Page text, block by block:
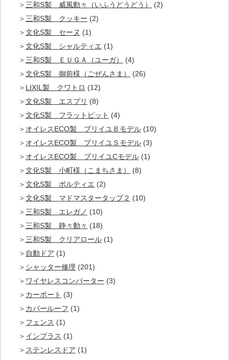
三和S製 威風動々（いふうどうどう）
(2)
三和S製 クッキー (2)
文化S製 セーヌ (1)
文化S製 シャルティエ (1)
三和S製 ＥＵＧＡ（ユーガ）
(4)
文化S製 御前様（ごぜんさま）
(26)
LIXIL製 クワトロ (12)
文化S製 エスプリ (8)
文化S製 フラットピット (4)
オイレスECO製 ブリイユＢモデル (10)
オイレスECO製 ブリイユＳモデル (3)
オイレスECO製 ブリイユCモデル (1)
文化S製 小町様（こまちさま）
(8)
文化S製 ポルティエ (2)
文化S製 マドマスタータップ２ (10)
三和S製 エレガノ (10)
三和S製 静々動々 (18)
三和S製 クリアロール (1)
自動ドア (1)
シャッター修理 (201)
ワイヤレスコンバーター (3)
カーポート (3)
カバールーフ (1)
フェンス (1)
インプラス (1)
ステンレスドア (1)